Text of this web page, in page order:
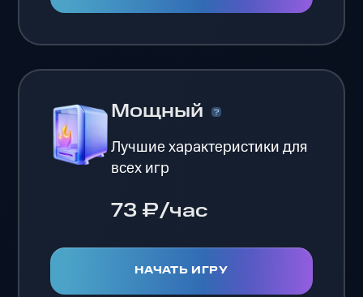
Мощный
Лучшие характеристики для
всех игр
73 ₽/час
НАЧАТЬ ИГРУ